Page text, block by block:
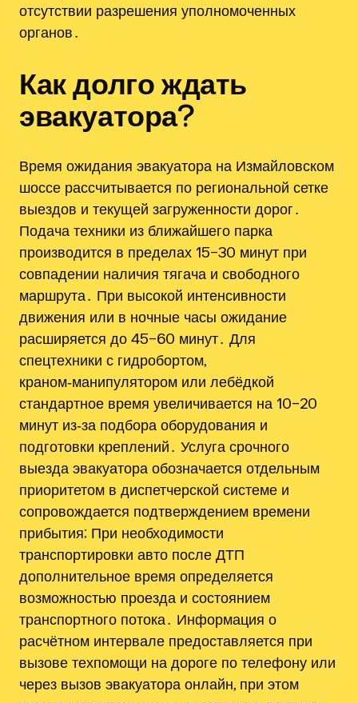
отсутствии разрешения уполномоченных
органов․
Как долго ждать
эвакуатора?
Время ожидания эвакуатора на Измайловском
шоссе рассчитывается по региональной сетке
выездов и текущей загруженности дорог․
Подача техники из ближайшего парка
производится в пределах 15–30 минут при
совпадении наличия тягача и свободного
маршрута․ При высокой интенсивности
движения или в ночные часы ожидание
расширяется до 45–60 минут․ Для
спецтехники с гидробортом,
краном‑манипулятором или лебёдкой
стандартное время увеличивается на 10–20
минут из‑за подбора оборудования и
подготовки креплений․ Услуга срочного
выезда эвакуатора обозначается отдельным
приоритетом в диспетчерской системе и
сопровождается подтверждением времени
прибытия; При необходимости
транспортировки авто после ДТП
дополнительное время определяется
возможностью проезда и состоянием
транспортного потока․ Информация о
расчётном интервале предоставляется при
вызове техпомощи на дороге по телефону или
через вызов эвакуатора онлайн, при этом